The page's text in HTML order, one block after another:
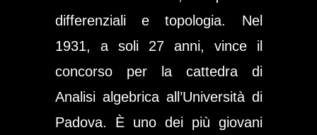
differenziali e topologia. Nel
1931, a soli 27 anni, vince il
concorso per la cattedra di
Analisi algebrica all’Università di
Padova. È uno dei più giovani